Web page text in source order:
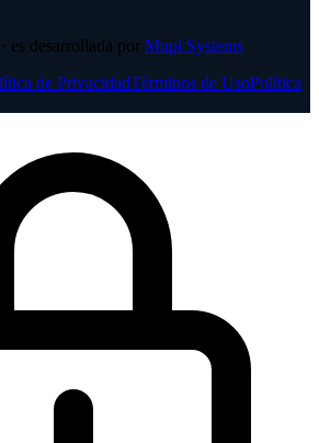
· es desarrollada por Mupi Systems
de PrivacidadTérminos de UsoPolítica